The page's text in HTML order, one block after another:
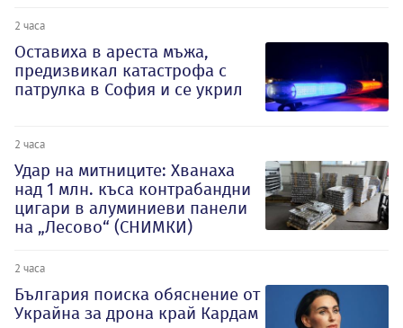
2 часа
Оставиха в ареста мъжа,
предизвикал катастрофа с
патрулка в София и се укрил
2 часа
Удар на митниците: Хванаха
над 1 млн. къса контрабандни
цигари в алуминиеви панели
на „Лесово“ (СНИМКИ)
2 часа
България поиска обяснение от
Украйна за дрона край Кардам